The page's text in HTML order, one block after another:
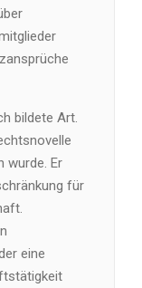
bildete Art.
wurde. Er
für
eine